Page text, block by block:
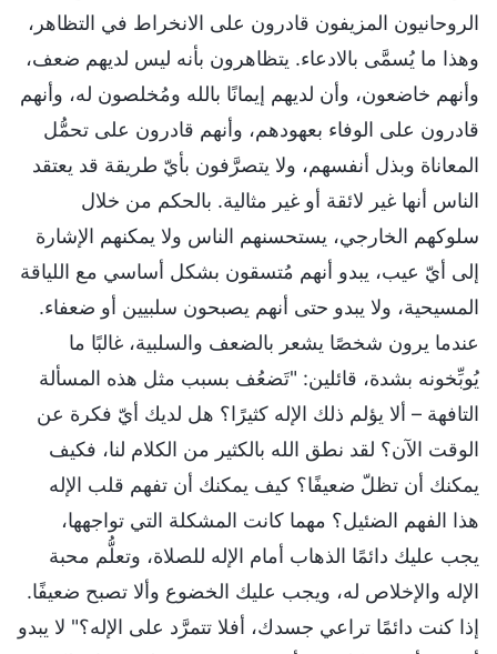
الروحانيون المزيفون قادرون على الانخراط في التظاهر،
وهذا ما يُسمَّى بالادعاء. يتظاهرون بأنه ليس لديهم ضعف،
وأنهم خاضعون، وأن لديهم إيمانًا بالله ومُخلصون له، وأنهم
قادرون على الوفاء بعهودهم، وأنهم قادرون على تحمُّل
المعاناة وبذل أنفسهم، ولا يتصرَّفون بأيّ طريقة قد يعتقد
الناس أنها غير لائقة أو غير مثالية. بالحكم من خلال
سلوكهم الخارجي، يستحسنهم الناس ولا يمكنهم الإشارة
إلى أيّ عيب، يبدو أنهم مُتسقون بشكل أساسي مع اللياقة
المسيحية، ولا يبدو حتى أنهم يصبحون سلبيين أو ضعفاء.
عندما يرون شخصًا يشعر بالضعف والسلبية، غالبًا ما
يُوبِّخونه بشدة، قائلين: "تَضعُف بسبب مثل هذه المسألة
التافهة – ألا يؤلم ذلك الإله كثيرًا؟ هل لديك أيّ فكرة عن
الوقت الآن؟ لقد نطق الله بالكثير من الكلام لنا، فكيف
يمكنك أن تظلّ ضعيفًا؟ كيف يمكنك أن تفهم قلب الإله
هذا الفهم الضئيل؟ مهما كانت المشكلة التي تواجهها،
يجب عليك دائمًا الذهاب أمام الإله للصلاة، وتعلُّم محبة
الإله والإخلاص له، ويجب عليك الخضوع وألا تصبح ضعيفًا.
إذا كنت دائمًا تراعي جسدك، أفلا تتمرَّد على الإله؟" لا يبدو